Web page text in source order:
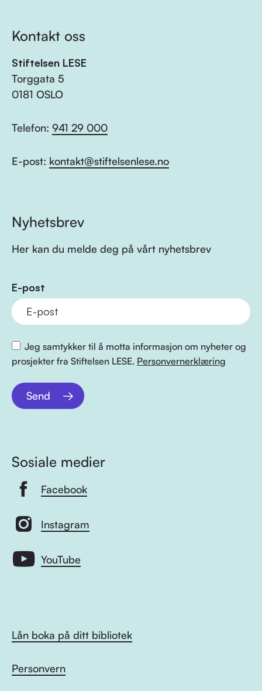
Kontakt oss
Stiftelsen LESE
Torggata 5
0181 OSLO
Telefon: 941 29 000
E-post: kontakt@stiftelsenlese.no
Nyhetsbrev
Her kan du melde deg på vårt nyhetsbrev
E-post
Jeg samtykker til å motta informasjon om nyheter og
prosjekter fra Stiftelsen LESE. Personvernerklæring
Send
Sosiale medier
Facebook
Instagram
YouTube
Lån boka på ditt bibliotek
Personvern